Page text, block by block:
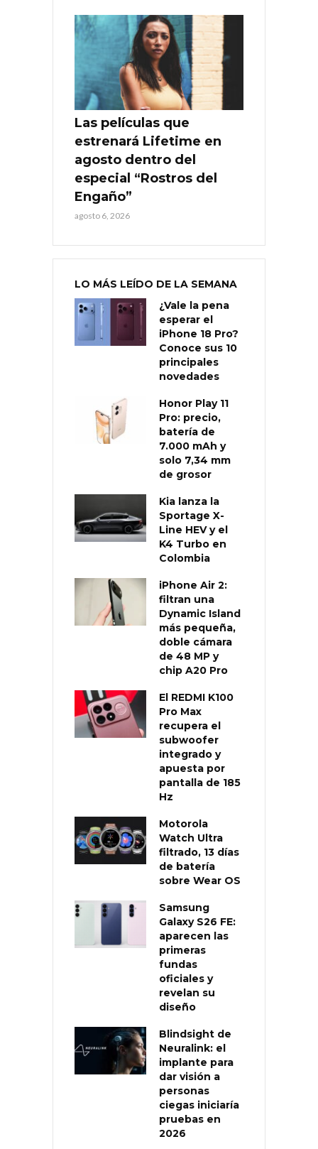
Las películas que
estrenará Lifetime en
agosto dentro del
especial “Rostros del
Engaño”
agosto 6, 2026
LO MÁS LEÍDO DE LA SEMANA
¿Vale la pena
esperar el
iPhone 18 Pro?
Conoce sus 10
principales
novedades
Honor Play 11
Pro: precio,
batería de
7.000 mAh y
solo 7,34 mm
de grosor
Kia lanza la
Sportage X-
Line HEV y el
K4 Turbo en
Colombia
iPhone Air 2:
filtran una
Dynamic Island
más pequeña,
doble cámara
de 48 MP y
chip A20 Pro
El REDMI K100
Pro Max
recupera el
subwoofer
integrado y
apuesta por
pantalla de 185
Hz
Motorola
Watch Ultra
filtrado, 13 días
de batería
sobre Wear OS
Samsung
Galaxy S26 FE:
aparecen las
primeras
fundas
oficiales y
revelan su
diseño
Blindsight de
Neuralink: el
implante para
dar visión a
personas
ciegas iniciaría
pruebas en
2026